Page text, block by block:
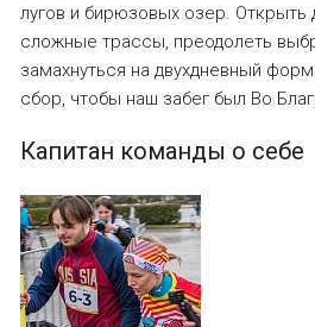
лугов и бирюзовых озер. Открыть
сложные трассы, преодолеть
замахнуться на двухдневный
сбор, чтобы наш забег был Во
Капитан команды о себе